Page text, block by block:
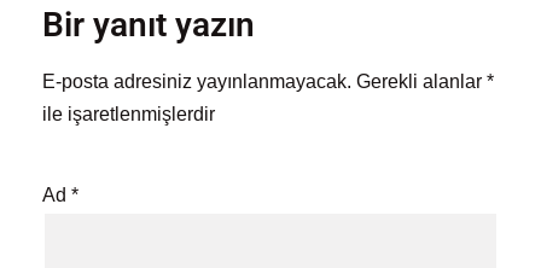
Bir yanıt yazın
E-posta adresiniz yayınlanmayacak. Gerekli alanlar *
ile işaretlenmişlerdir
Ad *